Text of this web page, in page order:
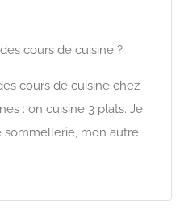
cours de cuisine ?
cours de cuisine chez
: on cuisine 3 plats. Je
sommellerie, mon autre